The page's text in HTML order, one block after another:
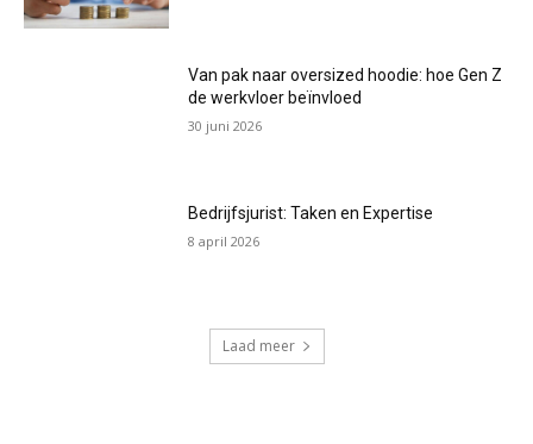
Van pak naar oversized hoodie: hoe Gen Z
de werkvloer beïnvloed
30 juni 2026
Bedrijfsjurist: Taken en Expertise
8 april 2026
Laad meer